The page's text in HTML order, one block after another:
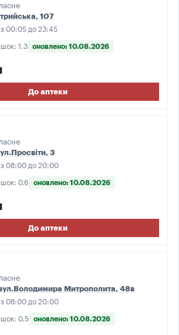
107
з 00:05 до 23:45
1.3 оновлено: 10.08.2026
До аптеки
3
з 08:00 до 20:00
0.6 оновлено: 10.08.2026
До аптеки
Митрополита, 48в
з 08:00 до 20:00
0.5 оновлено: 10.08.2026